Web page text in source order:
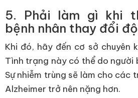
5. Phải làm gì khi
bệnh nhân thay đổi
Khi đó, hãy đến cơ sở chuyên
Tình trạng này có thể do người
Sự nhiễm trùng sẽ làm cho các
Alzheimer trở nên nặng hơn.